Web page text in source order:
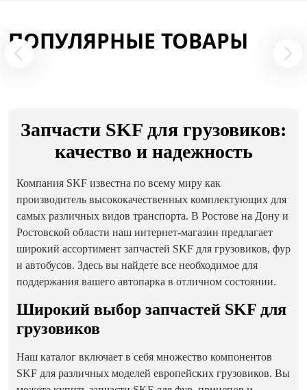
ПОПУЛЯРНЫЕ ТОВАРЫ
Запчасти SKF для грузовиков:
качество и надежность
Компания SKF известна по всему миру как
производитель высококачественных комплектующих для
самых различных видов транспорта. В Ростове на Дону и
Ростовской области наш интернет-магазин предлагает
широкий ассортимент запчастей SKF для грузовиков, фур
и автобусов. Здесь вы найдете все необходимое для
поддержания вашего автопарка в отличном состоянии.
Широкий выбор запчастей SKF для
грузовиков
Наш каталог включает в себя множество компонентов
SKF для различных моделей европейских грузовиков. Вы